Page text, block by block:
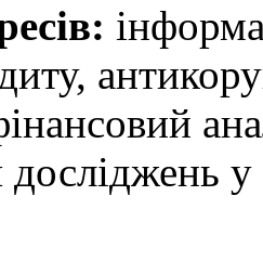
досліджень